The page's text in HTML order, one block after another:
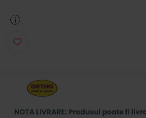
i